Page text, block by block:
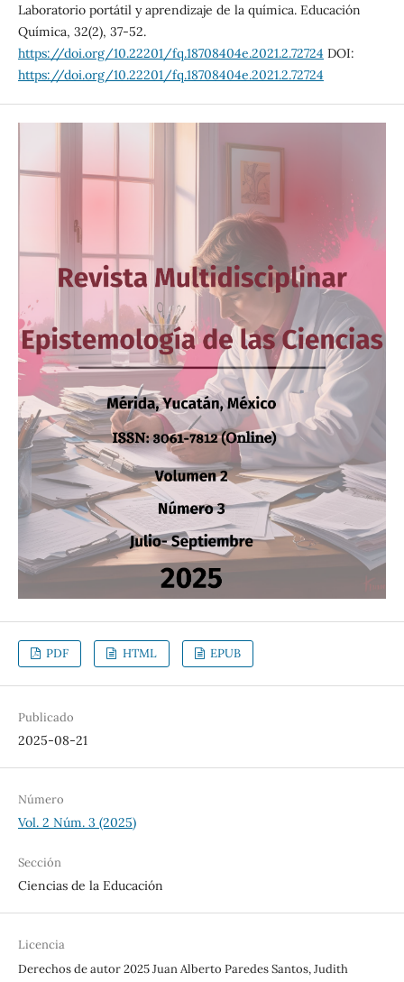
Laboratorio portátil y aprendizaje de la química. Educación
Química, 32(2), 37-52.
https://doi.org/10.22201/fq.18708404e.2021.2.72724 DOI:
https://doi.org/10.22201/fq.18708404e.2021.2.72724
PDF HTML EPUB
Publicado
2025-08-21
Número
Vol. 2 Núm. 3 (2025)
Sección
Ciencias de la Educación
Licencia
Derechos de autor 2025 Juan Alberto Paredes Santos, Judith